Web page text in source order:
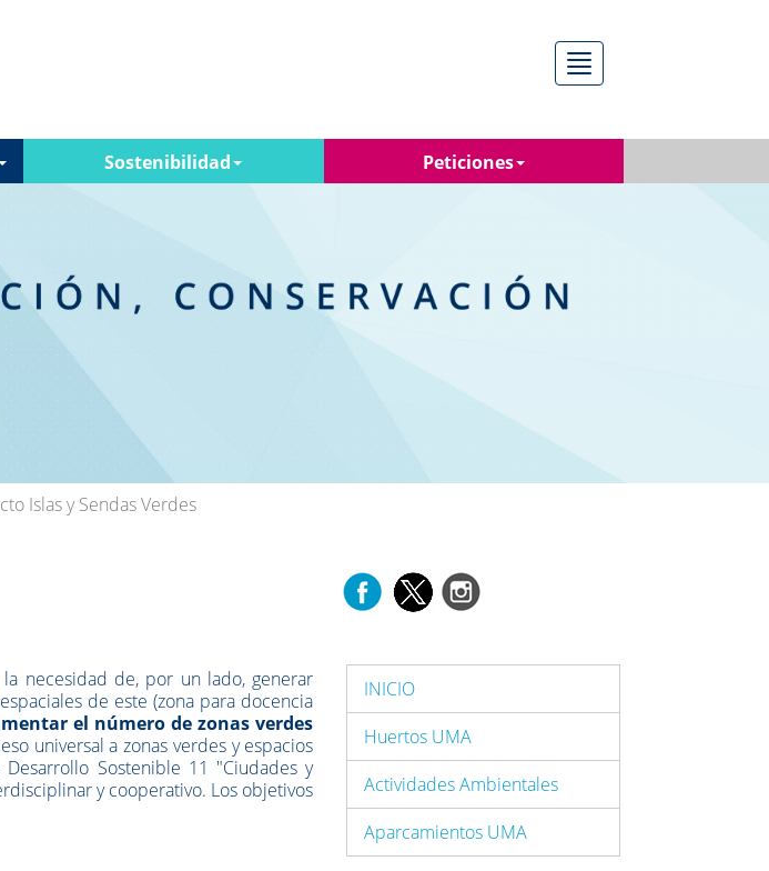
Menú
Sostenibilidad Peticiones
Islas y Sendas Verdes
necesidad de, por un lado, generar
de este (zona para docencia
el número de zonas verdes
universal a zonas verdes y espacios
Sostenible 11 "Ciudades y
y cooperativo. Los objetivos
INICIO
Huertos UMA
Actividades Ambientales
Aparcamientos UMA